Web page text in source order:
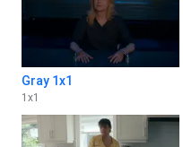
Gray 1x1
1 x1